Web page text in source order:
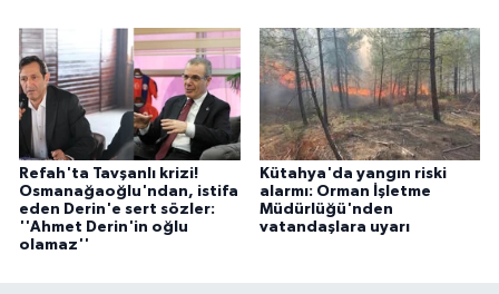
Refah'ta Tavşanlı krizi!
Osmanağaoğlu'ndan, istifa
eden Derin'e sert sözler:
''Ahmet Derin'in oğlu
olamaz''
Kütahya'da yangın riski
alarmı: Orman İşletme
Müdürlüğü'nden
vatandaşlara uyarı